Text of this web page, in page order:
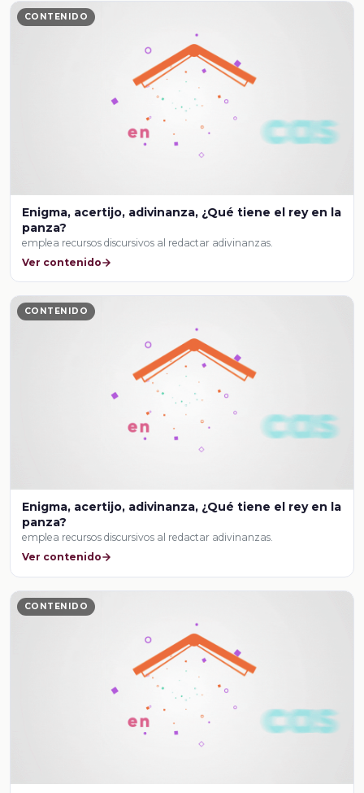
CONTENIDO
Enigma, acertijo, adivinanza, ¿Qué tiene el rey en la
panza?
emplea recursos discursivos al redactar adivinanzas.
Ver contenido
CONTENIDO
Enigma, acertijo, adivinanza, ¿Qué tiene el rey en la
panza?
emplea recursos discursivos al redactar adivinanzas.
Ver contenido
CONTENIDO